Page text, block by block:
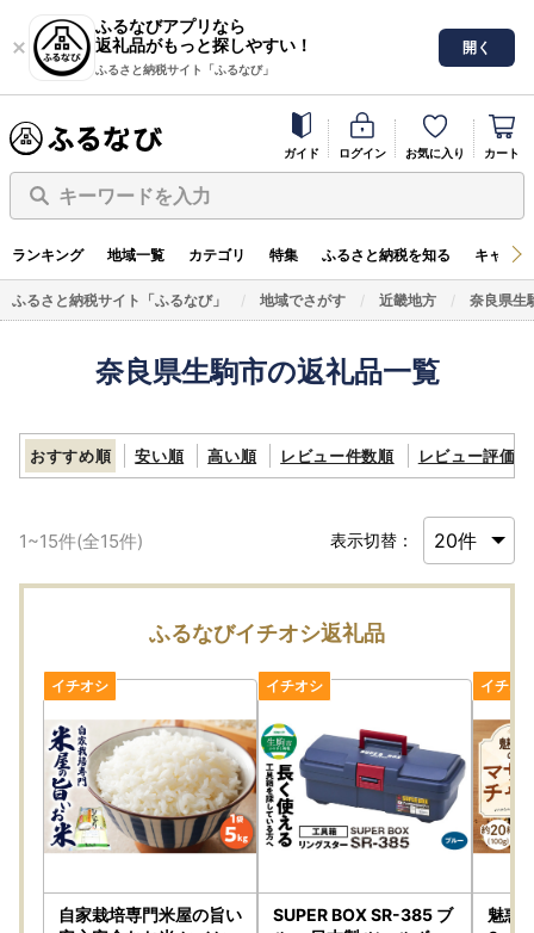
ふるなびアプリなら
返礼品がもっと探しやすい！
ふるさと納税サイト「ふるなび」
開く
ガイド ログイン お気に入り カート
キーワードを入力
ランキング 地域一覧 カテゴリ 特集 ふるさと納税を知る キャン
ふるさと納税サイト「ふるなび」 地域でさがす 近畿地方 奈良県生
奈良県生駒市の返礼品一覧
おすすめ順 安い順 高い順 レビュー件数順 レビュー評価順
1~15件(全15件) 表示切替：
ふるなびイチオシ返礼品
自家栽培専門米屋の旨い
SUPER BOX SR-385 ブ
魅惑